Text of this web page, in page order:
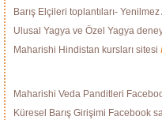
Barış Elçileri toplantıları-
Ulusal Yagya ve Özel Yagya
Maharishi Hindistan kursları sitesi
Maharishi Veda Panditleri
Küresel Barış Girişimi Facebook